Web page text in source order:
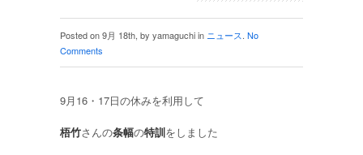
Posted on 9月 18th, by yamaguchi in ニュース. No
Comments
9月16・17日の休みを利用して
梧竹さんの条幅の特訓をしました